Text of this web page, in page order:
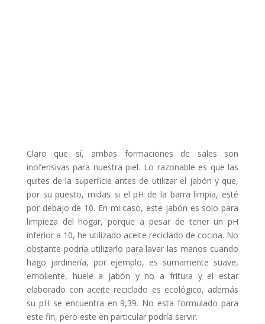
Claro que sí, ambas formaciones de sales son
inofensivas para nuestra piel. Lo razonable es que las
quites de la superficie antes de utilizar el jabón y que,
por su puesto, midas si el pH de la barra limpia, esté
por debajo de 10. En mi caso, este jabón es solo para
limpieza del hogar, porque a pesar de tener un pH
inferior a 10, he utilizado aceite reciclado de cocina. No
obstante podría utilizarlo para lavar las manos cuando
hago jardinería, por ejemplo, es sumamente suave,
emoliente, huele a jabón y no a fritura y el estar
elaborado con aceite reciclado es ecológico, además
su pH se encuentra en 9,39. No esta formulado para
este fin, pero este en particular podría servir.